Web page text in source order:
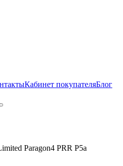
Кабинет покупателяБлог
Paragon4 PRR P5a